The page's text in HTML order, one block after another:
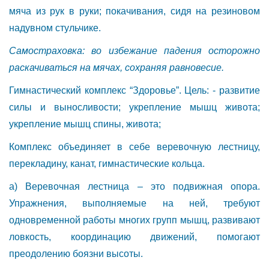
мяча из рук в руки; покачивания, сидя на резиновом
надувном стульчике.
Самостраховка: во избежание падения осторожно
раскачиваться на мячах, сохраняя равновесие.
Гимнастический комплекс “Здоровье”. Цель: - развитие
силы и выносливости; укрепление мышц живота;
укрепление мышц спины, живота;
Комплекс объединяет в себе веревочную лестницу,
перекладину, канат, гимнастические кольца.
а) Веревочная лестница – это подвижная опора.
Упражнения, выполняемые на ней, требуют
одновременной работы многих групп мышц, развивают
ловкость, координацию движений, помогают
преодолению боязни высоты.